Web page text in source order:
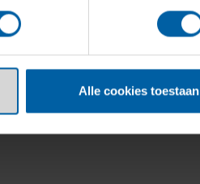
Alle cookies toestaan